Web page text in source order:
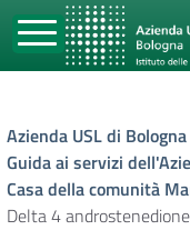
Azienda USL di Bologna
Guida ai servizi
Casa della comunità
Delta 4 androstenedione